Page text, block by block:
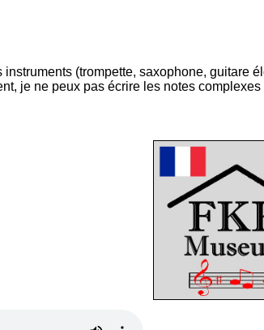
(trompette, saxophone,
je ne peux pas écrire les notes